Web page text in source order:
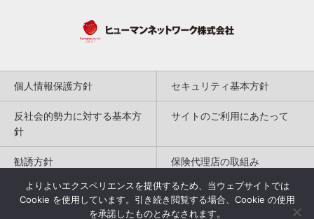
個人情報保護方針 セキュリティ基本方針
反社会的勢力に対する基本方
針
サイトのご利用にあたって
勧誘方針 保険代理店の取組み
特定商取引法に基づく表記
よりよいエクスペリエンスを提供するため、当ウェブサイトでは
Cookie を使用しています。引き続き閲覧する場合、Cookie の使用
を承諾したものとみなされます。